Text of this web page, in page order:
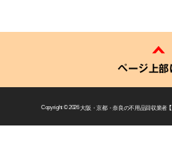
ページ上部
Copyright © 2026大阪・京都・奈良の不用品回収業者